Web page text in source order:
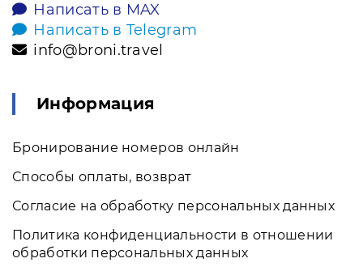
Написать в MAX
Написать в Telegram
info@broni.travel
Информация
Бронирование номеров онлайн
Способы оплаты, возврат
Согласие на обработку персональных данных
Политика конфиденциальности в отношении
обработки персональных данных